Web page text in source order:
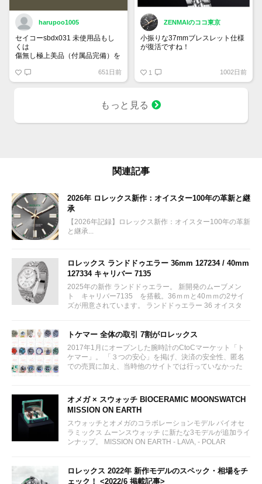
harupoo1005
セイコーsbdx031 未使用品もし
くは
傷無し極上美品（付属品完備）を
651日前
ZENMAIのココ東京
小振りな37mmブレスレット仕様
が復活ですね！
1 1002日前
もっと見る
関連記事
2026年 ロレックス新作：オイスター100年の革新と継
承
【2026年記録】ロレックス新作：オイスター100年の革新
と継承...
ロレックス ランドドゥエラー 36mm 127234 / 40mm
127334 キャリバー 7135
2025年の新作 ランドドゥエラー。 新開発のムーブメン
ト キャリバー7135 を搭載。36ｍｍと40ｍｍの2サイ
ズが用意されています。 ランドドゥエラー 36 オイスタ
トケマー 全体の取引 7割がロレックス
2017年1月にオープンした腕時計のCtoCマーケット「ト
ケマー」。 「３つの安心」を掲げ、決済の安全性、匿名
での売買に加え、当時他のサイトでは行っていなかった
オメガ × スウォッチ BIOCERAMIC MOONSWATCH
MISSION ON EARTH
スウォッチとオメガのコラボレーションモデル バイオセ
ラミックス ムーンスウォッチ に新たな3モデルが追加ライ
ンナップ。 MISSION ON EARTH - LAVA, - POLAR
ロレックス 2022年 新作モデルのスペック・相場をチ
ェック！ <2022/6 掲載記事>